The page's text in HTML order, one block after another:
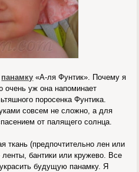
панамку «А-ля Фунтик». Почему я
очень уж она напоминает
поросенка Фунтика.
совсем не сложно, а для
от палящего солнца.
ткань (предпочтительно лен или
бантики или кружево. Все
будущую панамку. Я